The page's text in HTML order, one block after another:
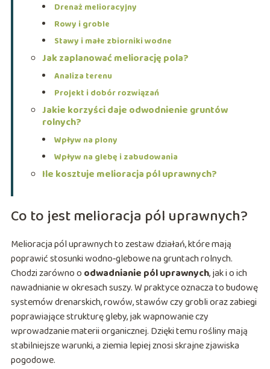
Drenaż melioracyjny
Rowy i groble
Stawy i małe zbiorniki wodne
Jak zaplanować meliorację pola?
Analiza terenu
Projekt i dobór rozwiązań
Jakie korzyści daje odwodnienie gruntów
rolnych?
Wpływ na plony
Wpływ na glebę i zabudowania
Ile kosztuje melioracja pól uprawnych?
Co to jest melioracja pól uprawnych?
Melioracja pól uprawnych to zestaw działań, które mają
poprawić stosunki wodno‑glebowe na gruntach rolnych.
Chodzi zarówno o odwadnianie pól uprawnych, jak i o ich
nawadnianie w okresach suszy. W praktyce oznacza to budowę
systemów drenarskich, rowów, stawów czy grobli oraz zabiegi
poprawiające strukturę gleby, jak wapnowanie czy
wprowadzanie materii organicznej. Dzięki temu rośliny mają
stabilniejsze warunki, a ziemia lepiej znosi skrajne zjawiska
pogodowe.